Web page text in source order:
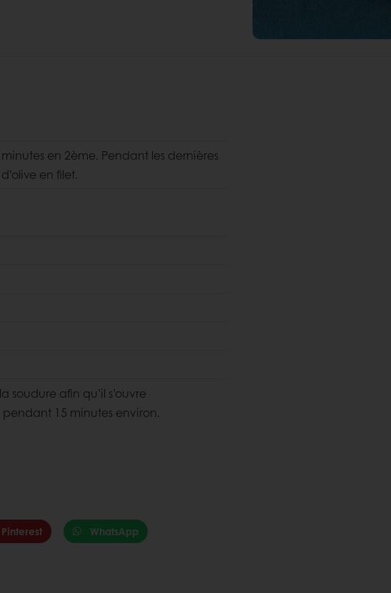
en 2ème. Pendant les dernières
en filet.
soudure afin qu’il s’ouvre
15 minutes environ.
Pinterest WhatsApp